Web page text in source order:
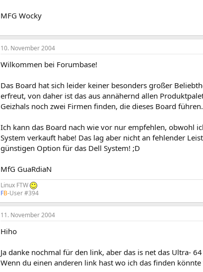
MFG Wocky
10. November 2004
Wilkommen bei Forumbase!
Das Board hat sich leider keiner besonders großer
erfreut, von daher ist das aus annähernd allen
Geizhals noch zwei Firmen finden, die dieses Board
Ich kann das Board nach wie vor nur empfehlen, obwohl
System verkauft habe! Das lag aber nicht an fehlender
günstigen Option für das Dell System! ;D
MfG GuaRdiaN
Linux FTW
FB-User #394
11. November 2004
Hiho
Ja danke nochmal für den link, aber das is net das Ultra-
Wenn du einen anderen link hast wo ich das finden